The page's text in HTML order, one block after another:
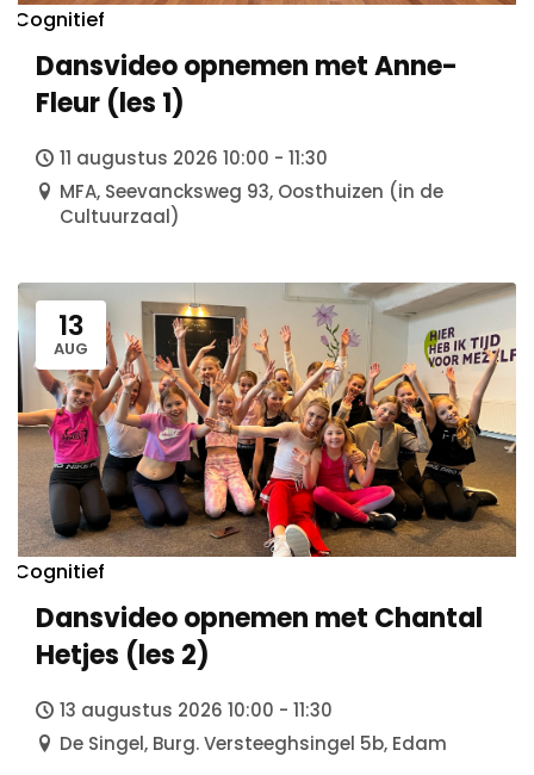
Klachten
Cognitief
Dansvideo opnemen met Anne-
Fleur (les 1)
11 augustus 2026 10:00 - 11:30
MFA, Seevancksweg 93, Oosthuizen (in de
Cultuurzaal)
13
AUG
Cognitief
Dansvideo opnemen met Chantal
Hetjes (les 2)
13 augustus 2026 10:00 - 11:30
De Singel, Burg. Versteeghsingel 5b, Edam